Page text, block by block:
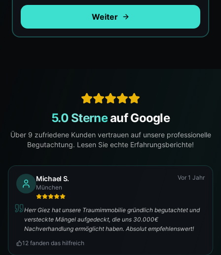
Weiter
5.0 Sterneauf Google
Über 9 zufriedene Kunden vertrauen auf unsere professionelle
Begutachtung. Lesen Sie echte Erfahrungsberichte!
Michael S.
München
Vor 1 Jahr
Herr Giez hat unsere Traumimmobilie gründlich begutachtet und
versteckte Mängel aufgedeckt, die uns 30.000€
Nachverhandlung ermöglicht haben. Absolut empfehlenswert!
12 fanden das hilfreich